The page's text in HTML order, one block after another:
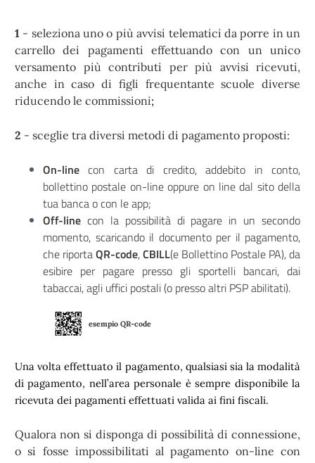
1 - seleziona uno o più avvisi telematici da porre in un
carrello dei pagamenti effettuando con un unico
versamento più contributi per più avvisi ricevuti,
anche in caso di figli frequentante scuole diverse
riducendo le commissioni;
2 - sceglie tra diversi metodi di pagamento proposti:
On-line con carta di credito, addebito in conto,
bollettino postale on-line oppure on line dal sito della
tua banca o con le app;
Off-line con la possibilità di pagare in un secondo
momento, scaricando il documento per il pagamento,
che riportaQR-code,CBILL(e Bollettino Postale PA), da
esibire per pagare presso gli sportelli bancari, dai
tabaccai, agli uffici postali (o presso altri PSP abilitati).
esempio QR-code
Una volta effettuato il pagamento, qualsiasi sia la modalità
di pagamento, nell’area personale è sempre disponibile la
ricevuta dei pagamenti effettuati valida ai fini fiscali.
Qualora non si disponga di possibilità di connessione,
o si fosse impossibilitati al pagamento on-line con